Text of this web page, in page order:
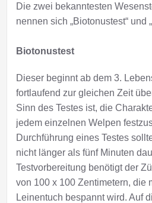
Die zwei bekanntesten
nennen sich „Biotonustest“ und
Biotonustest
Dieser beginnt ab dem 3.
fortlaufend zur gleichen Zeit
Sinn des Testes ist, die
jedem einzelnen Welpen
Durchführung eines Testes
nicht länger als fünf Minuten
Testvorbereitung benötigt der
von 100 x 100 Zentimetern, die
Leinentuch bespannt wird. Auf